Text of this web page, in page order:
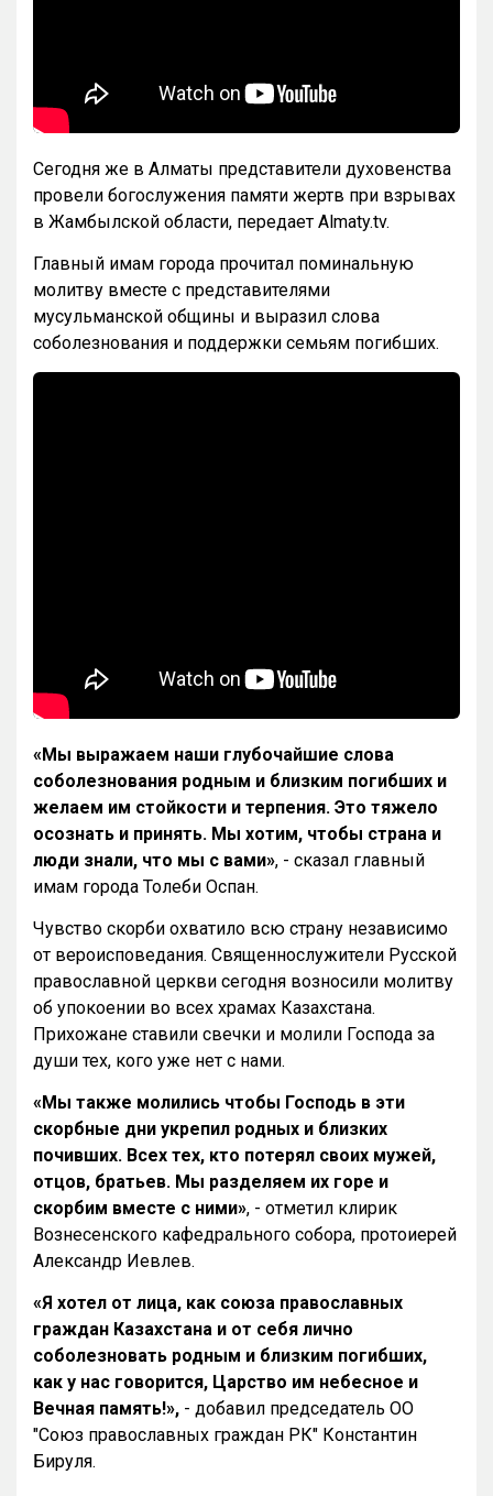
Сегодня же в Алматы представители духовенства
провели богослужения памяти жертв при взрывах
в Жамбылской области, передает Almaty.tv.
Главный имам города прочитал поминальную
молитву вместе с представителями
мусульманской общины и выразил слова
соболезнования и поддержки семьям погибших.
«Мы выражаем наши глубочайшие слова
соболезнования родным и близким погибших и
желаем им стойкости и терпения. Это тяжело
осознать и принять. Мы хотим, чтобы страна и
люди знали, что мы с вами», - сказал главный
имам города Толеби Оспан.
Чувство скорби охватило всю страну независимо
от вероисповедания. Священнослужители Русской
православной церкви сегодня возносили молитву
об упокоении во всех храмах Казахстана.
Прихожане ставили свечки и молили Господа за
души тех, кого уже нет с нами.
«Мы также молились чтобы Господь в эти
скорбные дни укрепил родных и близких
почивших. Всех тех, кто потерял своих мужей,
отцов, братьев. Мы разделяем их горе и
скорбим вместе с ними», - отметил клирик
Вознесенского кафедрального собора, протоиерей
Александр Иевлев.
«Я хотел от лица, как союза православных
граждан Казахстана и от себя лично
соболезновать родным и близким погибших,
как у нас говорится, Царство им небесное и
Вечная память!», - добавил председатель ОО
"Союз православных граждан РК" Константин
Бируля.